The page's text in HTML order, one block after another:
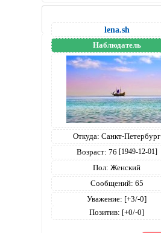
lena.sh
Наблюдатель
Откуда: Санкт-Петербург
Возраст: 76 [1949-12-01]
Пол: Женский
Сообщений: 65
Уважение: [+3/-0]
Позитив: [+0/-0]